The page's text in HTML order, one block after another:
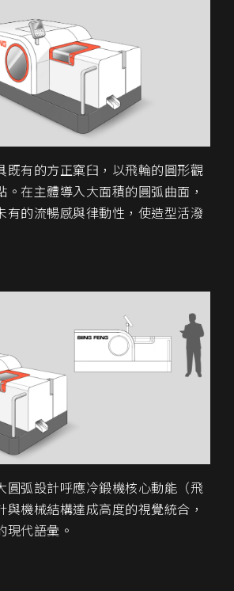
既有的方正窠臼，以飛輪的圓形觀
。在主體導入大面積的圓弧曲面 ，
有的流暢感與律動性，使造型活潑
圓弧設計呼應冷鍛機核心動能（飛
與機械結構達成高度的視覺統合，
現代語彙。